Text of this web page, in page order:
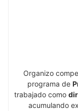
Organizo
programa de
trabajado como
acumulando